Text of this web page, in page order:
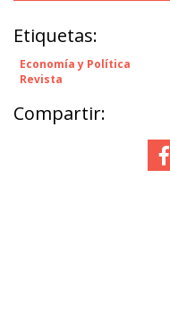
Etiquetas:
Economía y Política
Revista
Compartir: